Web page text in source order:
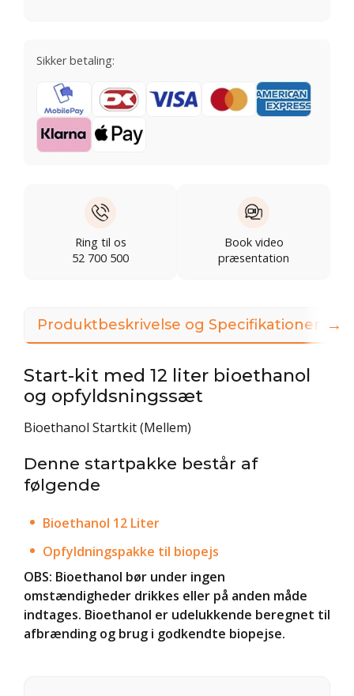
Sikker betaling:
Ring til os
52 700 500
Book video
præsentation
Produktbeskrivelse og Specifikationer
Start-kit med 12 liter bioethanol
og opfyldsningssæt
Bioethanol Startkit (Mellem)
Denne startpakke består af
følgende
Bioethanol 12 Liter
Opfyldningspakke til biopejs
OBS: Bioethanol bør under ingen
omstændigheder drikkes eller på anden måde
indtages. Bioethanol er udelukkende beregnet til
afbrænding og brug i godkendte biopejse.
→